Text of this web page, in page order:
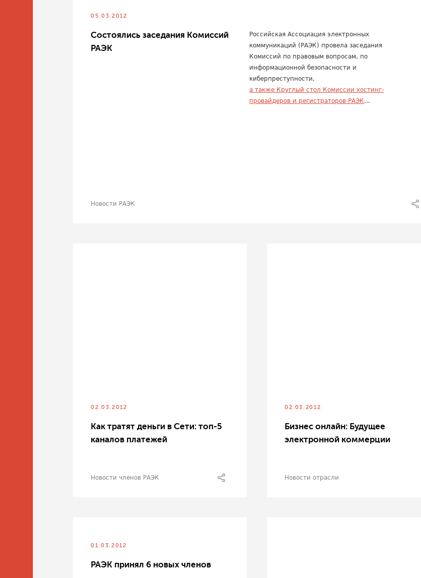
05.03.2012
Состоялись заседания Комиссий
РАЭК
Российская Ассоциация электронных
коммуникаций (РАЭК) провела заседания
Комиссий по правовым вопросам, по
информационной безопасности и
киберпреступности,
а также Круглый стол Комиссии хостинг-
провайдеров и регистраторов РАЭК...
Новости РАЭК
02.03.2012
Как тратят деньги в Сети: топ-5
каналов платежей
Новости членов РАЭК
02.03.2012
Бизнес онлайн: Будущее
электронной коммерции
Новости отрасли
01.03.2012
РАЭК принял 6 новых членов